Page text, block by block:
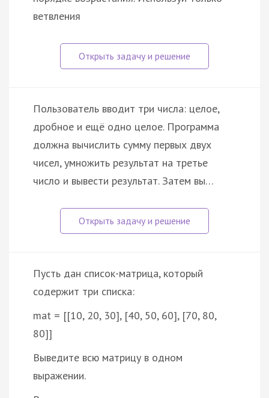
ветвления
Пользователь вводит три числа: целое,
дробное и ещё одно целое. Программа
должна вычислить сумму первых двух
чисел, умножить результат на третье
число и вывести результат. Затем вы…
Пусть дан список-матрица, который
содержит три списка:
mat = [[10, 20, 30], [40, 50, 60], [70, 80,
80]]
Выведите всю матрицу в одном
выражении.